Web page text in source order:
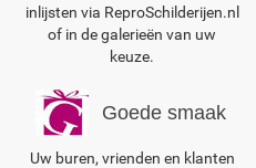
inlijsten via ReproSchilderijen.nl
of in de galerieën van uw
keuze.
Goede smaak
Uw buren, vrienden en klanten